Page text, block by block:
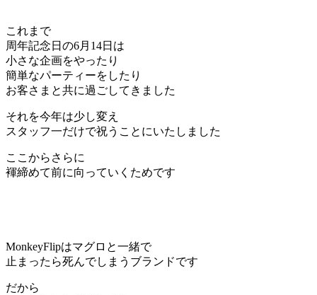
これまで
周年記念日の6月14日は
小さな企画をやったり
簡単なパーティーをしたり
お客さまと共に過ごしてきました
それを今年は少し変え
スタッフ一だけで祝うことにいたしました
ここからさらに
褌締めて前に向っていくためです
MonkeyFlipはマグロと一緒で
止まったら死んでしまうブランドです
だから